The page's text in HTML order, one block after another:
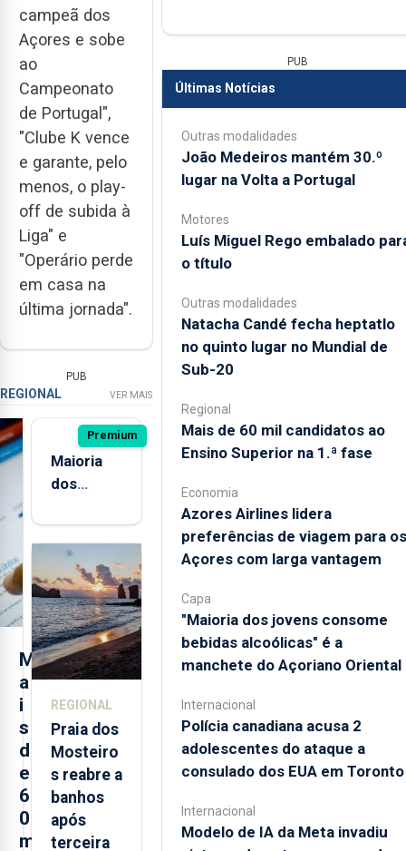
campeã dos
Açores e sobe
ao
Campeonato
de Portugal",
"Clube K vence
e garante, pelo
menos, o play-
off de subida à
Liga" e
"Operário perde
em casa na
última jornada".
PUB
REGIONAL VER MAIS
M
a
i
s
d
e
6
0
m
Premium
Maioria
dos
quatro
ilhas dos
Açores já
consumiu
bebidas
alcoólicas
REGIONAL
Praia dos
Mosteiro
s reabre a
banhos
após
terceira
PUB
Últimas Notícias
Outras modalidades
João Medeiros mantém 30.º
lugar na Volta a Portugal
Motores
Luís Miguel Rego embalado
o título
Outras modalidades
Natacha Candé fecha heptatlo
no quinto lugar no Mundial de
Sub-20
Regional
Mais de 60 mil candidatos ao
Ensino Superior na 1.ª fase
Economia
Azores Airlines lidera
preferências de viagem para os
Açores com larga vantagem
Capa
"Maioria dos jovens consome
bebidas alcoólicas" é a
manchete do Açoriano Oriental
Internacional
Polícia canadiana acusa 2
adolescentes do ataque a
consulado dos EUA em Toronto
Internacional
Modelo de IA da Meta invadiu